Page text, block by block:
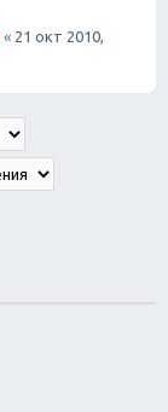
« 21 окт 2010,